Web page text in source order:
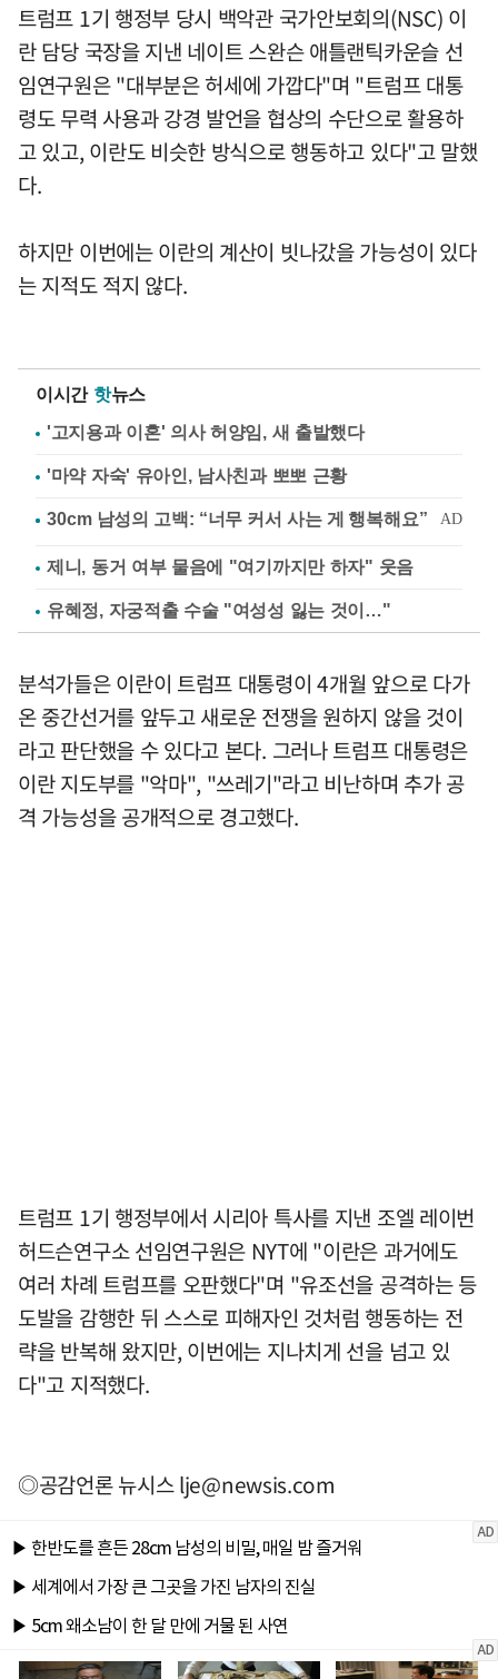
트럼프 1기 행정부 당시 백악관 국가안보회의(NSC) 이
란 담당 국장을 지낸 네이트 스완슨 애틀랜틱카운슬 선
임연구원은 "대부분은 허세에 가깝다"며 "트럼프 대통
령도 무력 사용과 강경 발언을 협상의 수단으로 활용하
고 있고, 이란도 비슷한 방식으로 행동하고 있다"고 말했
다.
하지만 이번에는 이란의 계산이 빗나갔을 가능성이 있다
는 지적도 적지 않다.
이시간 핫뉴스
'고지용과 이혼' 의사 허양임, 새 출발했다
'마약 자숙' 유아인, 남사친과 뽀뽀 근황
제니, 동거 여부 물음에 "여기까지만 하자" 웃음
유혜정, 자궁적출 수술 "여성성 잃는 것이…"
분석가들은 이란이 트럼프 대통령이 4개월 앞으로 다가
온 중간선거를 앞두고 새로운 전쟁을 원하지 않을 것이
라고 판단했을 수 있다고 본다. 그러나 트럼프 대통령은
이란 지도부를 "악마", "쓰레기"라고 비난하며 추가 공
격 가능성을 공개적으로 경고했다.
트럼프 1기 행정부에서 시리아 특사를 지낸 조엘 레이번
허드슨연구소 선임연구원은 NYT에 "이란은 과거에도
여러 차례 트럼프를 오판했다"며 "유조선을 공격하는 등
도발을 감행한 뒤 스스로 피해자인 것처럼 행동하는 전
략을 반복해 왔지만, 이번에는 지나치게 선을 넘고 있
다"고 지적했다.
◎공감언론 뉴시스lje@newsis.com